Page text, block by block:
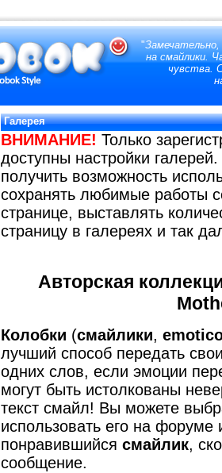
"
на смайлики.
чувства.
Галерея
ВНИМАНИЕ! Только
доступны настройки
получить возможность
сохранять любимые работы
странице, выставлять
страницу в галереях и так
Авторская
Колобки (смайлики,
лучший способ передать
одних слов, если эмоции
могут быть истолкованы
текст смайл! Вы можете
использовать его на
понравившийся смайлик,
сообщение.